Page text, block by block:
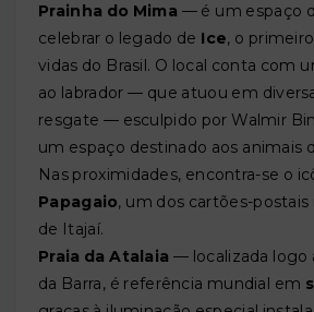
Prainha do Mima — é um espaço
celebrar o legado de Ice, o
vidas do Brasil. O local conta com
ao labrador — que atuou em
resgate — esculpido por Walmir
um espaço destinado aos animais
Nas proximidades, encontra-se o
Papagaio, um dos cartões-
de Itajaí.
Praia da Atalaia — localizada logo
da Barra, é referência mundial em